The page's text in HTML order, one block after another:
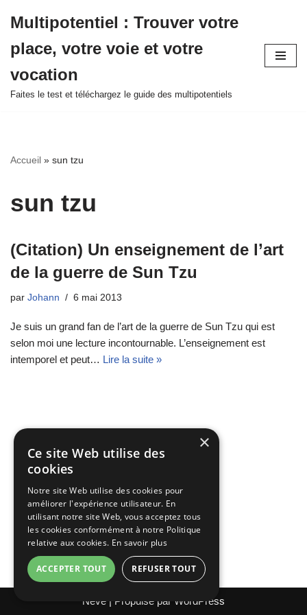
au
contenu
Multipotentiel : Trouver votre
place, votre voie et votre
vocation
Faites le test et téléchargez le guide des multipotentiels
Accueil » sun tzu
sun tzu
(Citation) Un enseignement de l’art
de la guerre de Sun Tzu
par Johann 6 mai 2013
Je suis un grand fan de l’art de la guerre de Sun Tzu qui est
selon moi une lecture incontournable. L’enseignement est
intemporel et peut… Lire la suite »
Neve | Propulsé par WordPress
×
Ce site Web utilise des
cookies
Notre site Web utilise des cookies pour
améliorer l'expérience utilisateur. En
utilisant notre site Web, vous acceptez tous
les cookies conformément à notre Politique
relative aux cookies. En savoir plus
ACCEPTER TOUT REFUSER TOUT